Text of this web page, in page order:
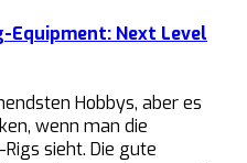
Equipment: Next Level
Hobbys, aber es
wenn man die
sieht. Die gute